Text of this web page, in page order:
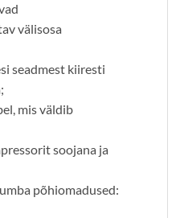
välisosa
seadmest kiiresti
mis väldib
soojana ja
põhiomadused: